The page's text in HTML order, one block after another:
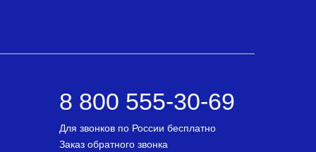
8 800 555-30-69
Для звонков по России бесплатно
Заказ обратного звонка